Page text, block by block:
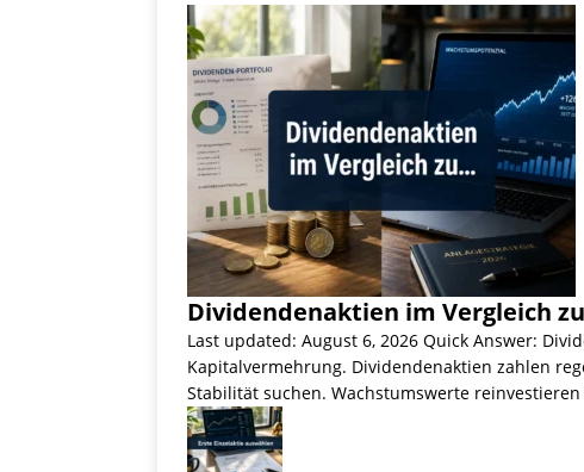
Dividendenaktien im Vergleich
Last updated: August 6, 2026 Quick Answer:
Kapitalvermehrung. Dividendenaktien zahlen
Stabilität suchen. Wachstumswerte